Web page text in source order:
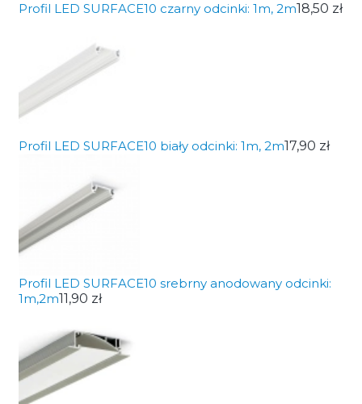
Profil LED SURFACE10 czarny odcinki: 1m, 2m18,50 zł
Profil LED SURFACE10 biały odcinki: 1m, 2m17,90 zł
Profil LED SURFACE10 srebrny anodowany odcinki:
1m,2m11,90 zł